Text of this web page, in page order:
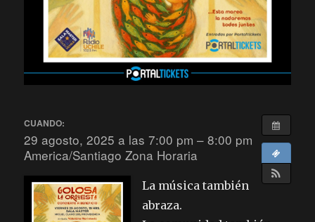
CUANDO:
29 agosto, 2025 a las 7:00 pm – 8:00 pm
America/Santiago Zona Horaria
La música también
abraza.